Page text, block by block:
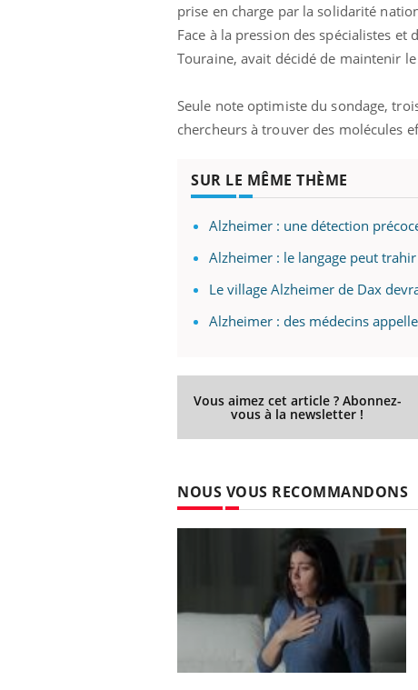
prise en charge par la solidarité
Face à la pression des spécialistes
Touraine, avait décidé de maintenir
Seule note optimiste du sondage,
chercheurs à trouver des molécules
SUR LE MÊME THÈME
Alzheimer : une détection
Alzheimer : le langage peut
Le village Alzheimer de Dax
Alzheimer : des médecins
Vous aimez cet article ? Abonnez-
vous à la newsletter !
NOUS VOUS RECOMMANDONS
Il y a